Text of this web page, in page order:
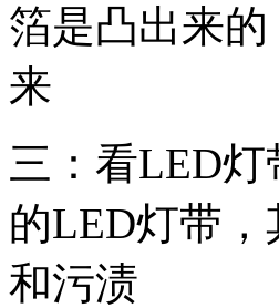
箔是凸出来
来
三：看LED灯
的LED灯带，
和污渍